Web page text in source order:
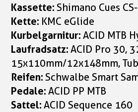
Kassette:Shimano Cues
Kette: KMC eGlide
Kurbelgarnitur:ACID MTB
Laufradsatz:ACID Pro 30,
15x110mm/12x148mm,
Reifen:Schwalbe Smart
Pedale:ACID PP MTB
Sattel:ACID Sequence 160